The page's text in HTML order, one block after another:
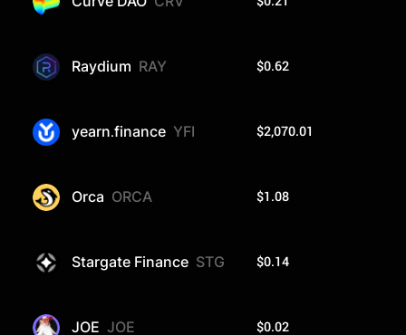
Raydium RAY $0.62
yearn.finance YFI $2,070.01
Orca ORCA $1.08
Stargate Finance STG $0.14
JOE JOE $0.02